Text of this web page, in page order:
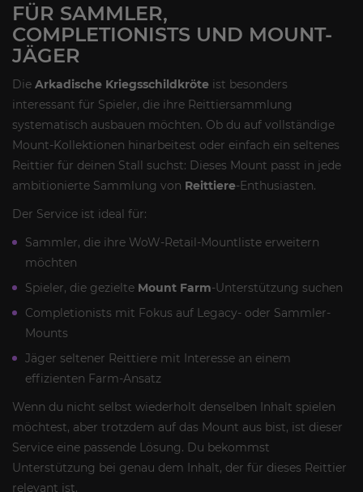
FÜR SAMMLER,
COMPLETIONISTS UND MOUNT-
JÄGER
Die Arkadische Kriegsschildkröte ist besonders
interessant für Spieler, die ihre Reittiersammlung
systematisch ausbauen möchten. Ob du auf vollständige
Mount-Kollektionen hinarbeitest oder einfach ein seltenes
Reittier für deinen Stall suchst: Dieses Mount passt in jede
ambitionierte Sammlung von Reittiere-Enthusiasten.
Der Service ist ideal für:
Sammler, die ihre WoW-Retail-Mountliste erweitern
möchten
Spieler, die gezielte Mount Farm-Unterstützung suchen
Completionists mit Fokus auf Legacy- oder Sammler-
Mounts
Jäger seltener Reittiere mit Interesse an einem
effizienten Farm-Ansatz
Wenn du nicht selbst wiederholt denselben Inhalt spielen
möchtest, aber trotzdem auf das Mount aus bist, ist dieser
Service eine passende Lösung. Du bekommst
Unterstützung bei genau dem Inhalt, der für dieses Reittier
relevant ist.